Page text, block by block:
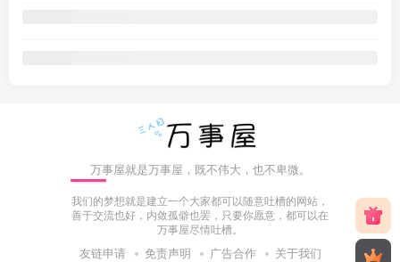
万事屋就是万事屋，既不伟大，也不卑微。
我们的梦想就是建立一个大家都可以随意吐槽的网站，
善于交流也好，内敛孤僻也罢，只要你愿意，都可以在
万事屋尽情吐槽。
友链申请 免责声明 广告合作 关于我们